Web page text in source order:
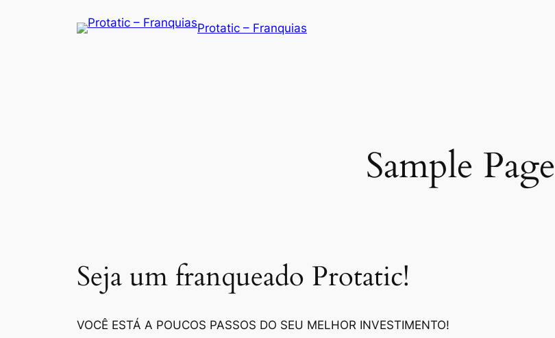
Protatic – Franquias
Sample Page
Seja um franqueado Protatic!
VOCÊ ESTÁ A POUCOS PASSOS DO SEU MELHOR INVESTIMENTO!